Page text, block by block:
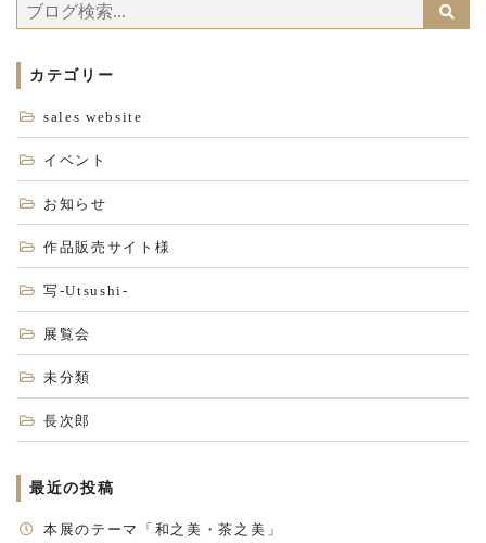
カテゴリー
sales website
イベント
お知らせ
作品販売サイト様
写-Utsushi-
展覧会
未分類
長次郎
最近の投稿
本展のテーマ「和之美・茶之美」